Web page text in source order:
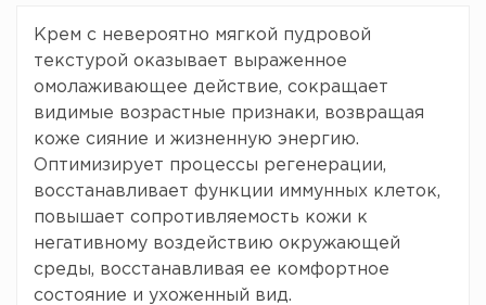
Крем с невероятно мягкой пудровой
текстурой оказывает выраженное
омолаживающее действие, сокращает
видимые возрастные признаки, возвращая
коже сияние и жизненную энергию.
Оптимизирует процессы регенерации,
восстанавливает функции иммунных клеток,
повышает сопротивляемость кожи к
негативному воздействию окружающей
среды, восстанавливая ее комфортное
состояние и ухоженный вид.